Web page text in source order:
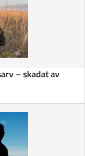
– skadat av